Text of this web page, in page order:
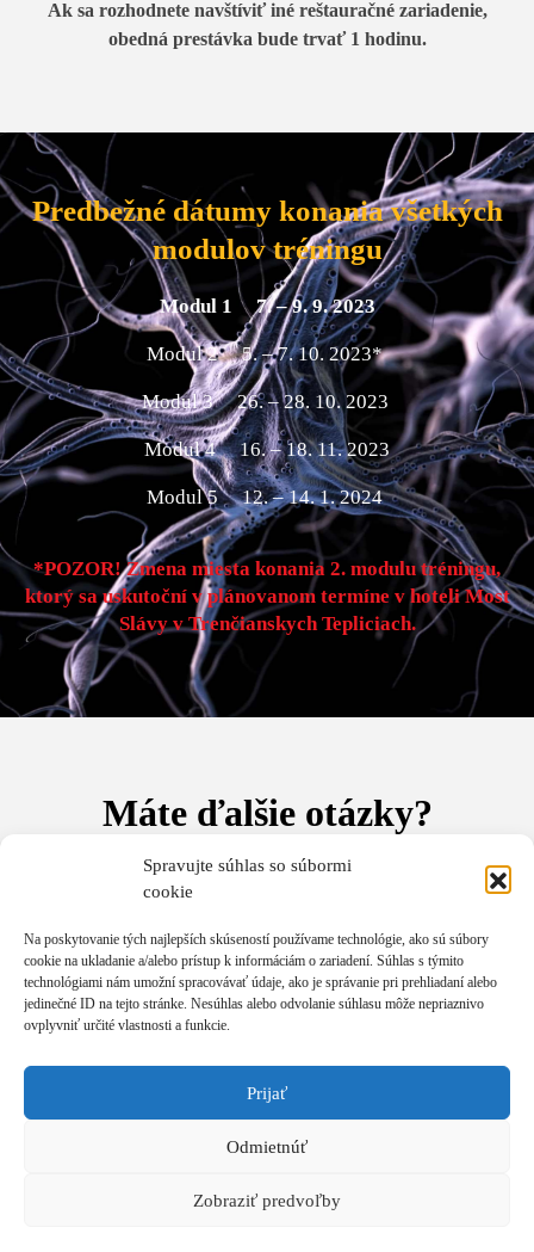
Spravujte súhlas so súbormi
cookie
Na poskytovanie tých najlepších skúseností používame technológie, ako sú súbory
cookie na ukladanie a/alebo prístup k informáciám o zariadení. Súhlas s týmito
technológiami nám umožní spracovávať údaje, ako je správanie pri prehliadaní alebo
jedinečné ID na tejto stránke. Nesúhlas alebo odvolanie súhlasu môže nepriaznivo
ovplyvniť určité vlastnosti a funkcie.
Prijať
Odmietnúť
Zobraziť predvoľby
Ak sa rozhodnete navštíviť iné reštauračné zariadenie,
obedná prestávka bude trvať 1 hodinu.
Predbežné dátumy konania všetkých
modulov tréningu
Modul 1 7. – 9. 9. 2023
Modul 2 5. – 7. 10. 2023*
Modul 3 26. – 28. 10. 2023
Modul 4 16. – 18. 11. 2023
Modul 5 12. – 14. 1. 2024
*POZOR! Zmena miesta konania 2. modulu tréningu,
ktorý sa uskutoční v plánovanom termíne v hoteli Most
Slávy v Trenčianskych Tepliciach.
Máte ďalšie otázky?
V prípade akýchkoľvek otázok nás neváhajte kontaktovať e-
akademia@andywinson.com
alebo telefonicky na
8:00 do 16:00 hod.V prípade nedostupnosti zanechajte SMS,
zavoláme vám späť.
Počas celého tréningu bude možné zakúpiť si ďalšie tréningy a
hotovosti.
Andy a tím Akadémie Andyho Winsona